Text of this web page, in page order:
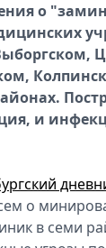
о
и
о
в семи